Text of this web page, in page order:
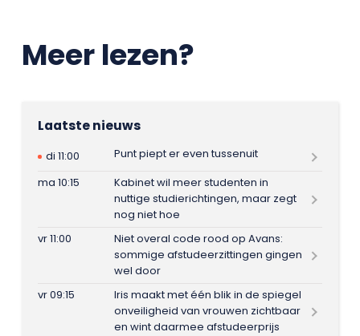
Meer lezen?
Laatste nieuws
di 11:00
Punt piept er even tussenuit
ma 10:15
Kabinet wil meer studenten in
nuttige studierichtingen, maar zegt
nog niet hoe
vr 11:00
Niet overal code rood op Avans:
sommige afstudeerzittingen gingen
wel door
vr 09:15
Iris maakt met één blik in de spiegel
onveiligheid van vrouwen zichtbaar
en wint daarmee afstudeerprijs